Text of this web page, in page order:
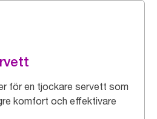
för en tjockare servett som
komfort och effektivare